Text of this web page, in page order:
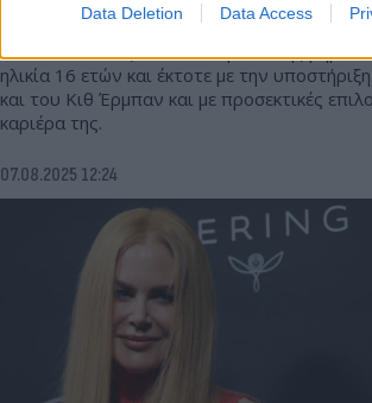
Data Deletion Data Access
Η Σάντεϊ Ρόουζ έκανε τα πρώτα της
ηλικία 16 ετών και έκτοτε με την
και του Κιθ Έρμπαν και με προσεκτικές
καριέρα της.
07.08.2025 12:24